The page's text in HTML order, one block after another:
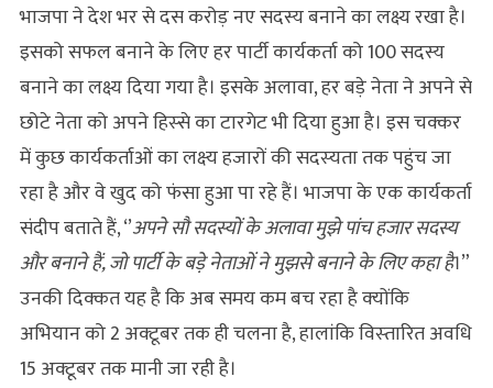
भाजपा ने देश भर से दस करोड़ नए सदस्य बनाने का लक्ष्य रखा है।
इसको सफल बनाने के लिए हर पार्टी कार्यकर्ता को 100 सदस्य
बनाने का लक्ष्य दिया गया है। इसके अलावा, हर बड़े नेता ने अपने से
छोटे नेता को अपने हिस्‍से का टारगेट भी दिया हुआ है। इस चक्‍कर
में कुछ कार्यकर्ताओं का लक्ष्‍य हजारों की सदस्‍यता तक पहुंच जा
रहा है और वे खुद को फंसा हुआ पा रहे हैं। भाजपा के एक कार्यकर्ता
संदीप बताते हैं, ‘’अपने सौ सदस्यों के अलावा मुझे पांच हजार सदस्य
और बनाने हैं, जो पार्टी के बड़े नेताओं ने मुझसे बनाने के लिए कहा है।”
उनकी दिक्‍कत‍ यह है कि अब समय कम बच रहा है क्‍योंकि
अभियान को 2 अक्‍टूबर तक ही चलना है, हालांकि विस्‍तारित अवधि
15 अक्‍टूबर तक मानी जा रही है।